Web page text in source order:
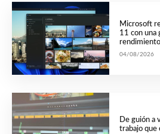
Microsoft
11 con una
rendimiento
04/08/2026
De guión a
trabajo que